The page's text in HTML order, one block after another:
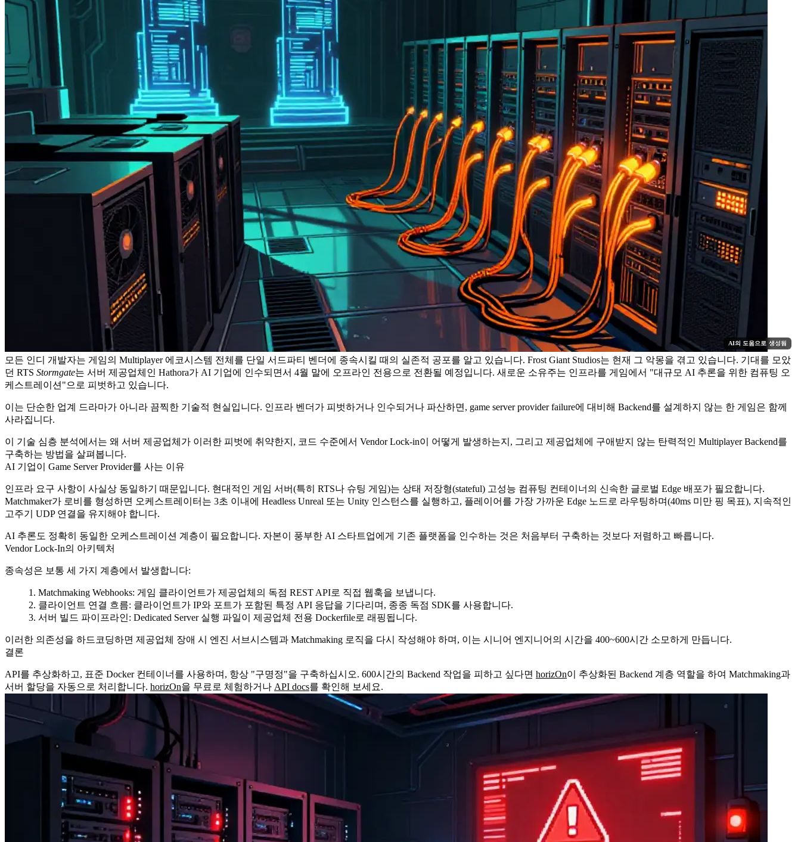
AI의 도움으로 생성됨
모든 인디 개발자는 게임의 Multiplayer 에코시스템 전체를 단일 서드파티 벤더에 종속시킬 때의 실존적 공포를 알고 있습니다. Frost Giant Studios는 현재 그 악몽을 겪고 있습니다. 기대를 모았
던 RTS Stormgate는 서버 제공업체인 Hathora가 AI 기업에 인수되면서 4월 말에 오프라인 전용으로 전환될 예정입니다. 새로운 소유주는 인프라를 게임에서 "대규모 AI 추론을 위한 컴퓨팅 오
케스트레이션"으로 피벗하고 있습니다.
이는 단순한 업계 드라마가 아니라 끔찍한 기술적 현실입니다. 인프라 벤더가 피벗하거나 인수되거나 파산하면, game server provider failure에 대비해 Backend를 설계하지 않는 한 게임은 함께
사라집니다.
이 기술 심층 분석에서는 왜 서버 제공업체가 이러한 피벗에 취약한지, 코드 수준에서 Vendor Lock-in이 어떻게 발생하는지, 그리고 제공업체에 구애받지 않는 탄력적인 Multiplayer Backend를
구축하는 방법을 살펴봅니다.
AI 기업이 Game Server Provider를 사는 이유
인프라 요구 사항이 사실상 동일하기 때문입니다. 현대적인 게임 서버(특히 RTS나 슈팅 게임)는 상태 저장형(stateful) 고성능 컴퓨팅 컨테이너의 신속한 글로벌 Edge 배포가 필요합니다.
Matchmaker가 로비를 형성하면 오케스트레이터는 3초 이내 에 Headless Unreal 또는 Unity 인스턴스를 실행하고, 플레이어를 가장 가까운 Edge 노드로 라우팅하며(40ms 미만 핑 목표), 지속적인
고주기 UDP 연결을 유지해야 합니다.
AI 추론도 정확히 동일한 오케스트레이션 계층이 필요합니다. 자본이 풍부한 AI 스타트업에게 기존 플랫폼을 인수하는 것은 처음부터 구축하는 것보다 저렴하고 빠릅니다.
Vendor Lock-In의 아키텍처
종속성은 보통 세 가지 계층에서 발생합니다:
Matchmaking Webhooks: 게임 클라이언트가 제공업체의 독점 REST API로 직접 웹훅을 보냅니다.
클라이언트 연결 흐름: 클라이언트가 IP와 포트가 포함된 특정 API 응답을 기다리며, 종종 독점 SDK를 사용합니다.
서버 빌드 파이프라인: Dedicated Server 실행 파일이 제공업체 전용 Dockerfile로 래핑됩니다.
이러한 의존성을 하드코딩하면 제공업체 장애 시 엔진 서브시스템과 Matchmaking 로직을 다시 작성해야 하며, 이는 시니어 엔지니어의 시간을 400~600시간 소모하게 만듭니다.
결론
API를 추상화하고, 표준 Docker 컨테이너를 사용하며, 항상 "구명정"을 구축하십시오. 600시간의 Backend 작업을 피하고 싶다면 horizOn이 추상화된 Backend 계층 역할을 하여 Matchmaking과
서버 할당을 자동으로 처리합니다. horizOn을 무료로 체험하거나 API docs를 확인해 보세요.